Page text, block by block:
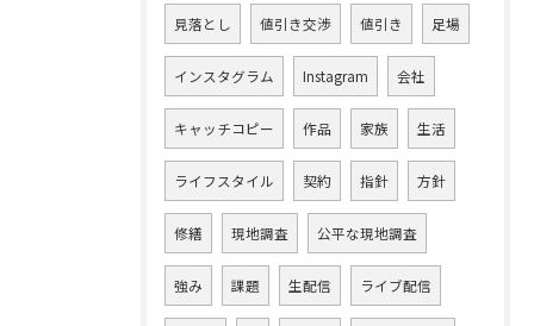
見落とし 値引き交渉 値引き 足場
インスタグラム Instagram 会社
キャッチコピー 作品 家族 生活
ライフスタイル 契約 指針 方針
修繕 現地調査 公平な現地調査
強み 課題 生配信 ライブ配信